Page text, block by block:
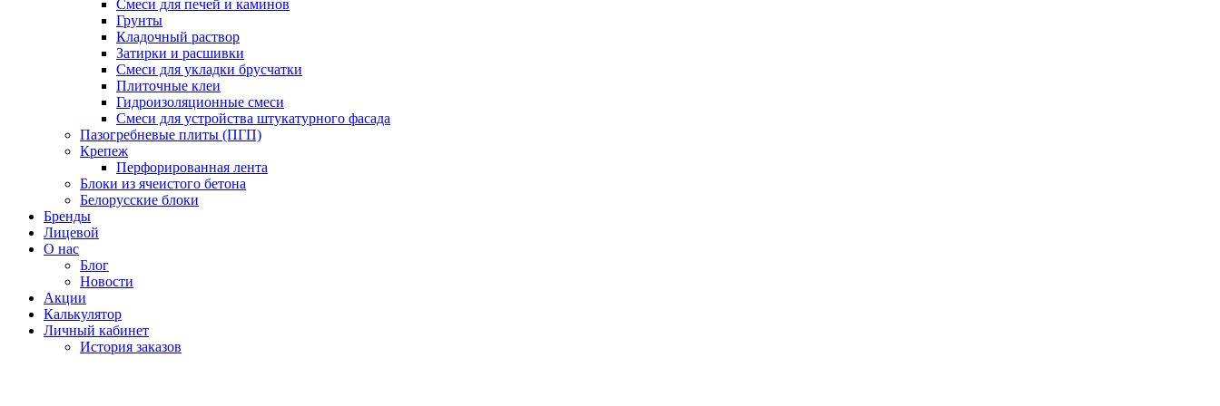
Смеси для печей и каминов
Грунты
Кладочный раствор
Затирки и расшивки
Смеси для укладки брусчатки
Плиточные клеи
Гидроизоляционные смеси
Смеси для устройства штукатурного фасада
Пазогребневые плиты (ПГП)
Крепеж
Перфорированная лента
Блоки из ячеистого бетона
Белорусские блоки
Бренды
Лицевой
О нас
Блог
Новости
Акции
Калькулятор
Личный кабинет
История заказов